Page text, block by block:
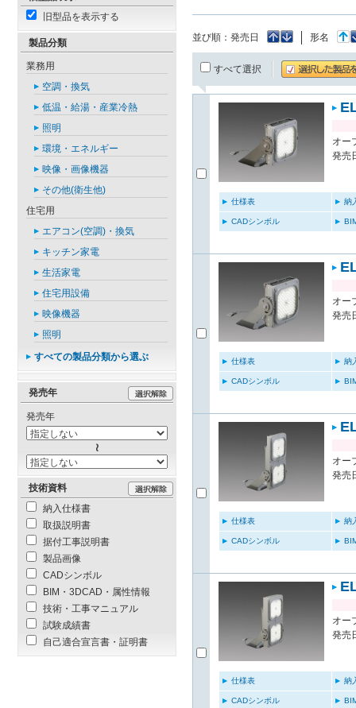
並び順： 発売日 形名
すべて選択
オー
発売
仕様表 納
CADシンボル
オー
発売
仕様表 納
CADシンボル
オー
発売
仕様表 納
CADシンボル
オー
発売
仕様表 納
CADシンボル
旧型品を表示する
製品分類
業務用
空調・換気
低温・給湯・産業冷熱
照明
環境・エネルギー
映像・画像機器
その他(衛生他)
住宅用
エアコン(空調)・換気
キッチン家電
生活家電
住宅用設備
映像機器
照明
すべての製品分類から選ぶ
発売年
発売年
技術資料
納入仕様書
取扱説明書
据付工事説明書
製品画像
CADシンボル
BIM・3DCAD・属性情報
技術・工事マニュアル
試験成績書
自己適合宣言書・証明書